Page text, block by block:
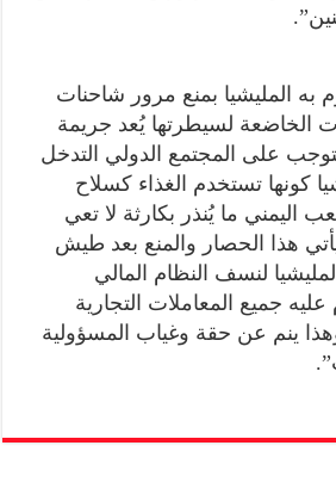
به المليشيا بمنع مرور شاحنات
الخاضعة لسيطرتها يُعد جريمة
على المجتمع الدولي التدخل
كونها تستخدم الغذاء كسلاح
اليمني ما يُنذر بكارثة لا تعي
ويأتي هذا الحصار والمنع بعد طيش
لنسف النظام المالي
جميع المعاملات التجارية
وهذا ينم عن حقة وغياب المسؤولية